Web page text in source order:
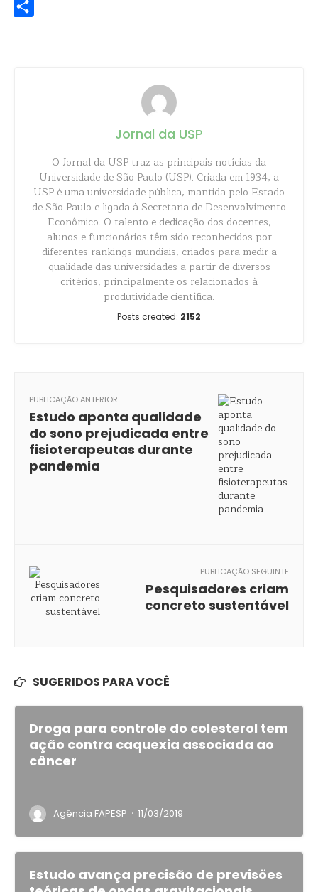
Jornal da USP
O Jornal da USP traz as principais notícias da
Universidade de São Paulo (USP). Criada em 1934, a
USP é uma universidade pública, mantida pelo Estado
de São Paulo e ligada à Secretaria de Desenvolvimento
Econômico. O talento e dedicação dos docentes,
alunos e funcionários têm sido reconhecidos por
diferentes rankings mundiais, criados para medir a
qualidade das universidades a partir de diversos
critérios, principalmente os relacionados à
produtividade científica.
Posts created: 2152
PUBLICAÇÃO ANTERIOR
Estudo aponta qualidade
do sono prejudicada entre
fisioterapeutas durante
pandemia
PUBLICAÇÃO SEGUINTE
Pesquisadores criam
concreto sustentável
SUGERIDOS PARA VOCÊ
Droga para controle do colesterol tem
ação contra caquexia associada ao
câncer
Agência FAPESP · 11/03/2019
Estudo avança precisão de previsões